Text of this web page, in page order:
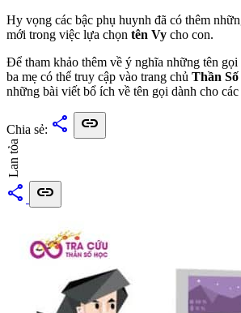
Hy vọng các bậc phụ huynh đã có thêm
mới trong việc lựa chọn tên Vy cho con.
Để tham khảo thêm về ý nghĩa những tên gọi
ba mẹ có thể truy cập vào trang chủ Thần Số
những bài viết bổ ích về tên gọi dành cho
Chia sẻ: share link
Lan tỏa
share link